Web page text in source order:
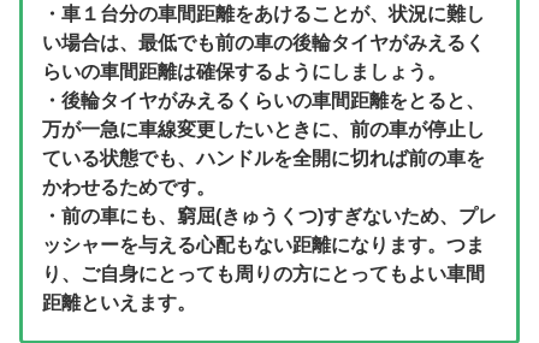
・車１台分の車間距離をあけることが、状況に難し
い場合は、最低でも前の車の後輪タイヤがみえるく
らいの車間距離は確保するようにしましょう。
・後輪タイヤがみえるくらいの車間距離をとると、
万が一急に車線変更したいときに、前の車が停止し
ている状態でも、ハンドルを全開に切れば前の車を
かわせるためです。
・前の車にも、窮屈(きゅうくつ)すぎないため、プレ
ッシャーを与える心配もない距離になります。つま
り、ご自身にとっても周りの方にとってもよい車間
距離といえます。